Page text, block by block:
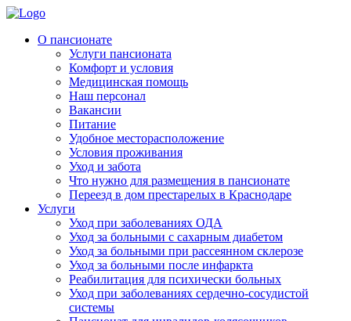
Skip
content
Родительская Усадьба
Пансионат для пожилых людей «Родительская усадьба»
О пансионате
Услуги пансионата
Комфорт и условия
Медицинская помощь
Наш персонал
Вакансии
Питание
Удобное месторасположение
Условия проживания
Уход и забота
Что нужно для размещения в пансионате
Переезд в дом престарелых в Краснодаре
Услуги
Уход при заболеваниях ОДА
Уход за больными с сахарным диабетом
Уход за больными при рассеянном склерозе
Уход за больными после инфаркта
Реабилитация для психически больных
Уход при заболеваниях сердечно-сосудистой
системы